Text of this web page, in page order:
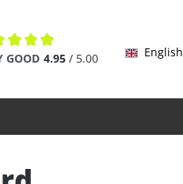
rating of 4.9 out of 5 stars
GOOD 4.95 / 5.00 English